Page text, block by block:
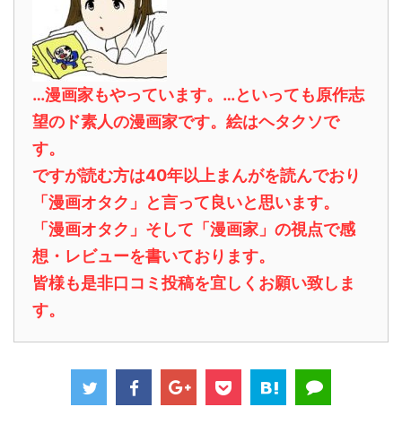
…漫画家もやっています。…といっても原作志
望のド素人の漫画家です。絵はヘタクソで
す。
ですが読む方は40年以上まんがを読んでおり
「漫画オタク」と言って良いと思います。
「漫画オタク」そして「漫画家」の視点で感
想・レビューを書いております。
皆様も是非口コミ投稿を宜しくお願い致しま
す。